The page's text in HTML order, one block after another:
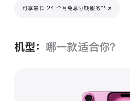
可享最长 24 个月免息分期服务脚注
**
(在新窗口中打开)
机型： 哪一款适合你？